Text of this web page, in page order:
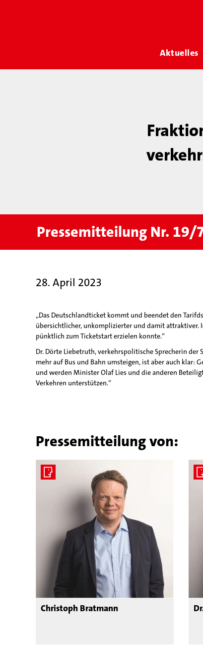
Aktuelles
Pressemitteilung Nr. 19/
28. April 2023
„Das Deutschlandticket kommt und beendet den
übersichtlicher, unkomplizierter und damit attraktiver.
pünktlich zum Ticketstart erzielen konnte.“
Dr. Dörte Liebetruth, verkehrspolitische Sprecherin
mehr auf Bus und Bahn umsteigen, ist aber auch klar:
und werden Minister Olaf Lies und die anderen
Verkehren unterstützen.“
Pressemitteilung von:
Christoph Bratmann